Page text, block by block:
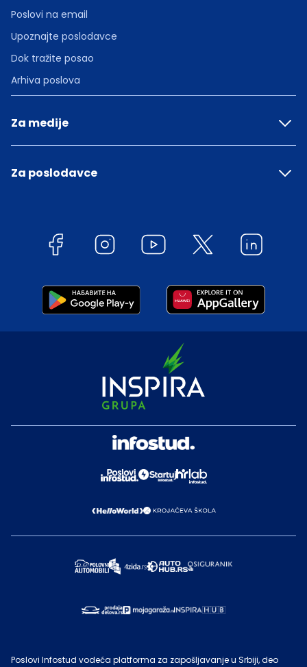
Poslovi na email
Upoznajte poslodavce
Dok tražite posao
Arhiva poslova
Za medije
Za poslodavce
Poslovi Infostud vodeća platforma za zapošljavanje u Srbiji, deo